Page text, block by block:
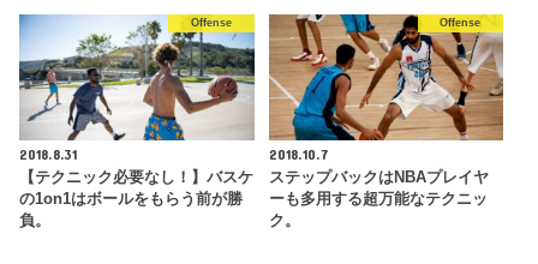
Offense
2018.8.31
【テクニック必要なし！】バスケ
の1on1はボールをもらう前が勝
負。
Offense
2018.10.7
ステップバックはNBAプレイヤ
ーも多用する超万能なテクニッ
ク。